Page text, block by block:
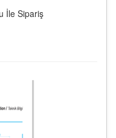
İle Sipariş